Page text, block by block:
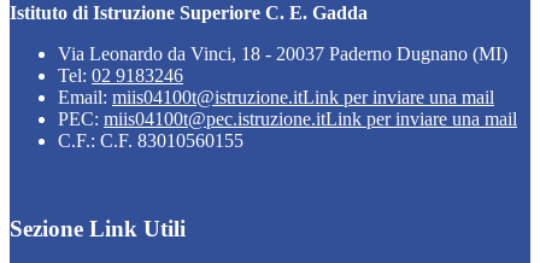
Istituto di Istruzione Superiore C. E. Gadda
Via Leonardo da Vinci, 18 - 20037 Paderno Dugnano (MI)
Tel: 02 9183246
Email: miis04100t@istruzione.itLink per inviare una mail
PEC: miis04100t@pec.istruzione.itLink per inviare una mail
C.F.: C.F. 83010560155
Sezione Link Utili